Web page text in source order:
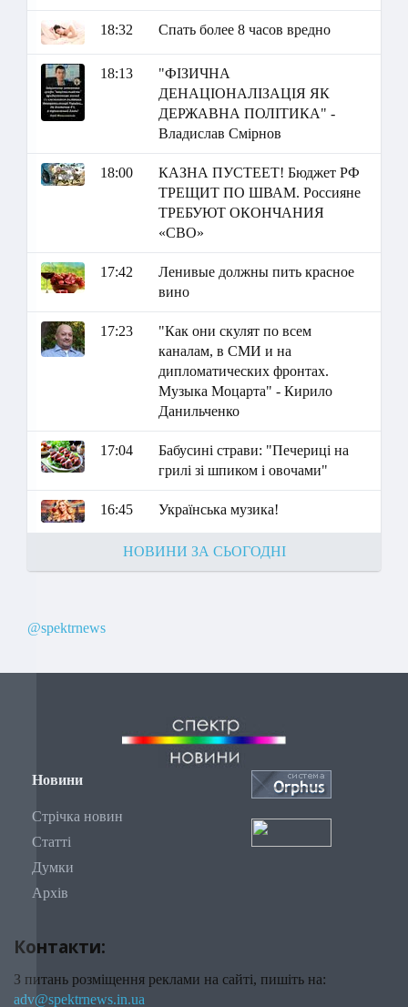
18:32 Спать более 8 часов вредно
18:13
"ФІЗИЧНА
ДЕНАЦІОНАЛІЗАЦІЯ ЯК
ДЕРЖАВНА ПОЛІТИКА" -
Владислав Смірнов
18:00
КАЗНА ПУСТЕЕТ! Бюджет РФ
ТРЕЩИТ ПО ШВАМ. Россияне
ТРЕБУЮТ ОКОНЧАНИЯ
«СВО»
17:42
Ленивые должны пить красное
вино
17:23
"Как они скулят по всем
каналам, в СМИ и на
дипломатических фронтах.
Музыка Моцарта" - Кирило
Данильченко
17:04
Бабусині страви: "Печериці на
грилі зі шпиком і овочами"
16:45 Українська музика!
НОВИНИ ЗА СЬОГОДНІ
@spektrnews
Новини
Стрічка новин
Статті
Думки
Архів
Контакти:
З питань розміщення реклами на сайті, пишіть на:
adv@spektrnews.in.ua